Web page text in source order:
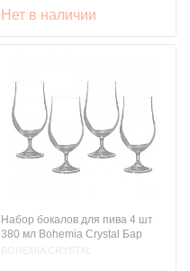
Нет в наличии
Набор бокалов для пива 4 шт
380 мл Bohemia Crystal Бар
BOHEMIA CRYSTAL